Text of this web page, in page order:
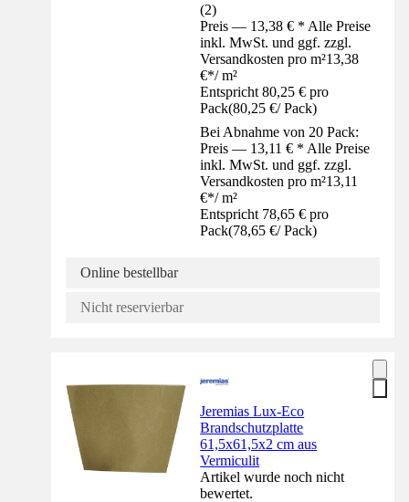
(2)
Preis — 13,38 € * Alle Preise
inkl. MwSt. und ggf. zzgl.
Versandkosten pro m²13,38
€*/ m²
Entspricht 80,25 € pro
Pack(80,25 €/ Pack)
Bei Abnahme von 20 Pack:
Preis — 13,11 € * Alle Preise
inkl. MwSt. und ggf. zzgl.
Versandkosten pro m²13,11
€*/ m²
Entspricht 78,65 € pro
Pack(78,65 €/ Pack)
Online bestellbar
Nicht reservierbar
Jeremias Lux-Eco
Brandschutzplatte
61,5x61,5x2 cm aus
Vermiculit
Artikel wurde noch nicht
bewertet.